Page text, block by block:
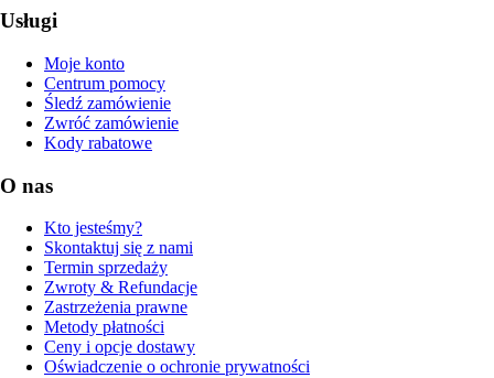
Usługi
Moje konto
Centrum pomocy
Śledź zamówienie
Zwróć zamówienie
Kody rabatowe
O nas
Kto jesteśmy?
Skontaktuj się z nami
Termin sprzedaży
Zwroty & Refundacje
Zastrzeżenia prawne
Metody płatności
Ceny i opcje dostawy
Oświadczenie o ochronie prywatności